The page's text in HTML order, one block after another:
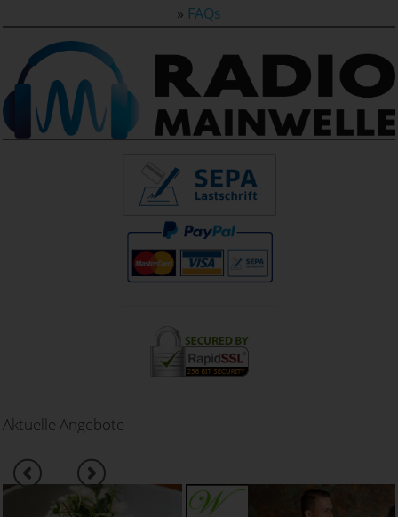
» FAQs
Aktuelle Angebote